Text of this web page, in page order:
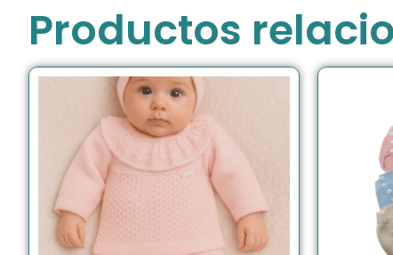
Productos